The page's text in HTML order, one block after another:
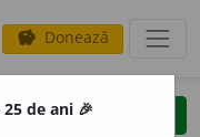
savings Donează
clear
de ani 🎉